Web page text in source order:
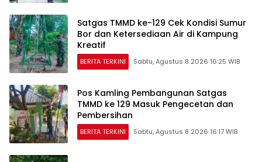
Satgas TMMD ke-129 Cek Kondisi Sumur
Bor dan Ketersediaan Air di Kampung
Kreatif
BERITA TERKINI Sabtu, Agustus 8 2026 16:25 WIB
Pos Kamling Pembangunan Satgas
TMMD ke 129 Masuk Pengecetan dan
Pembersihan
BERITA TERKINI Sabtu, Agustus 8 2026 16:17 WIB